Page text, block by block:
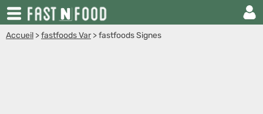
Accueil >fastfoods Var >fastfoods Signes